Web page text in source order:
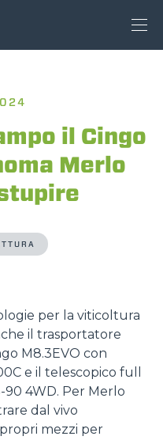
il Cingo
Merlo
per la viticoltura
il trasportatore
M8.3EVO con
e il telescopico full
90 4WD. Per Merlo
dal vivo
mezzi per